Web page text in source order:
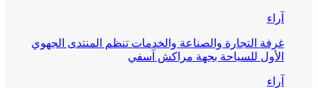
آراء
غرفة التجارة والصناعة والخدمات تنظم المنتدى الجهوي
الأول للسياحة بجهة مراكش آسفي
آراء